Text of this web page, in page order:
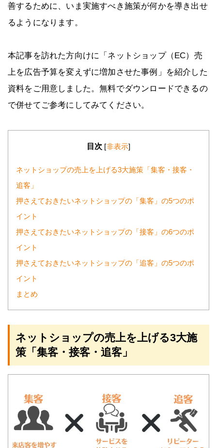
善するために、いま実施すべき施策が何かを導き出せ
るようになります。
本記事を訪れた方向けに「ネットショップ（EC）売
上を広告予算を変えずに増加させた事例」を紹介した
資料をご用意しました。無料でダウンロードできるの
で併せてご参考にしてみてください。
目次 [非表示]
ネットショップの売上を上げる3大施策「集客・接客・
追客」
押さえておきたいネットショップの「集客」の5つのポ
イント
押さえておきたいネットショップの「接客」の6つのポ
イント
押さえておきたいネットショップの「追客」の5つのポ
イント
まとめ
ネットショップの売上を上げる3大施
策「集客・接客・追客」